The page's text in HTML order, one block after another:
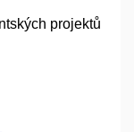
projektů